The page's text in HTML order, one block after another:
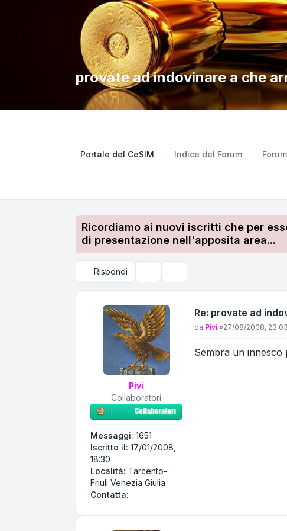
provate ad indovinare a che
Portale del CeSIM Indice del Forum
Ricordiamo ai nuovi iscritti che per
di presentazione nell'apposita area...
Rispondi
Pivi
Collaboratori
Messaggi: 1651
Iscritto il: 17/01/2008,
18:30
Località: Tarcento-
Friuli Venezia Giulia
Contatta:
Re: provate ad
Messaggio
da Pivi »27/08/2008, 23:03
Sembra un